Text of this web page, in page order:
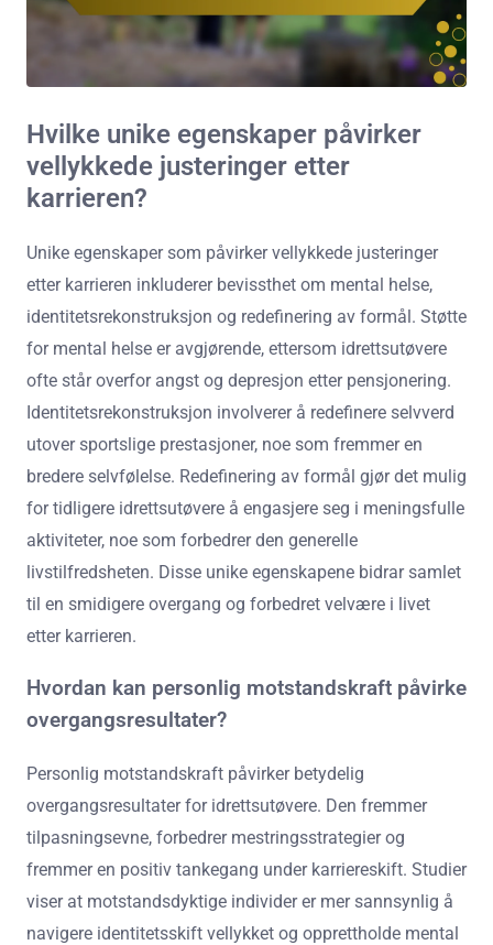
Hvilke unike egenskaper påvirker
vellykkede justeringer etter
karrieren?
Unike egenskaper som påvirker vellykkede justeringer
etter karrieren inkluderer bevissthet om mental helse,
identitetsrekonstruksjon og redefinering av formål. Støtte
for mental helse er avgjørende, ettersom idrettsutøvere
ofte står overfor angst og depresjon etter pensjonering.
Identitetsrekonstruksjon involverer å redefinere selvverd
utover sportslige prestasjoner, noe som fremmer en
bredere selvfølelse. Redefinering av formål gjør det mulig
for tidligere idrettsutøvere å engasjere seg i meningsfulle
aktiviteter, noe som forbedrer den generelle
livstilfredsheten. Disse unike egenskapene bidrar samlet
til en smidigere overgang og forbedret velvære i livet
etter karrieren.
Hvordan kan personlig motstandskraft påvirke
overgangsresultater?
Personlig motstandskraft påvirker betydelig
overgangsresultater for idrettsutøvere. Den fremmer
tilpasningsevne, forbedrer mestringsstrategier og
fremmer en positiv tankegang under karriereskift. Studier
viser at motstandsdyktige individer er mer sannsynlig å
navigere identitetsskift vellykket og opprettholde mental